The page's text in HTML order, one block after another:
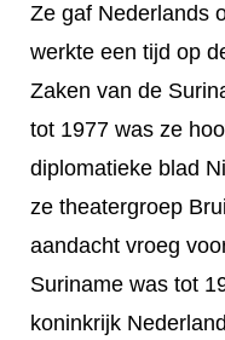
Ze gaf Nederlands
werkte een tijd op
Zaken van de
tot 1977 was ze
diplomatieke blad
ze theatergroep
aandacht vroeg
Suriname was tot
koninkrijk